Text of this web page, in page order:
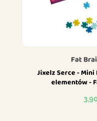
Fat
Jixelz Serce -
elementów -